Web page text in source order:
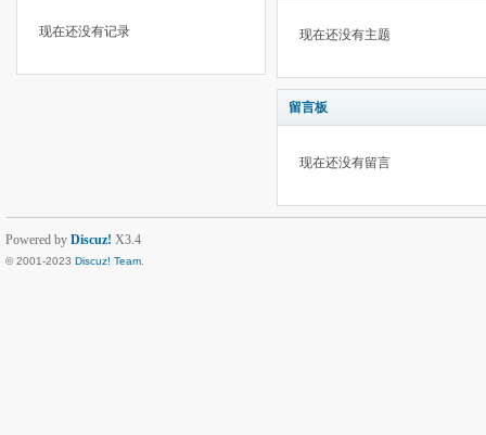
现在还没有记录 现在还没有主题
留言板
现在还没有留言
Powered by Discuz! X3.4
© 2001-2023 Discuz! Team